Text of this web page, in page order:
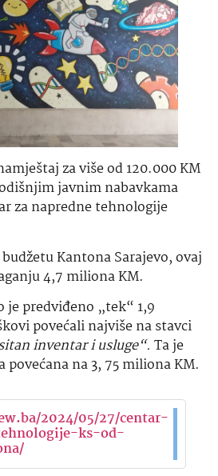
za više od 120.000 KM
javnim nabavkama
za napredne tehnologije
Kantona Sarajevo, ovaj
4,7 miliona KM.
predviđeno „tek“ 1,9
povećali najviše na stavci
inventar i usluge“. Ta je
povećana na 3, 75 miliona KM.
2024/05/27/centar-
ks-od-